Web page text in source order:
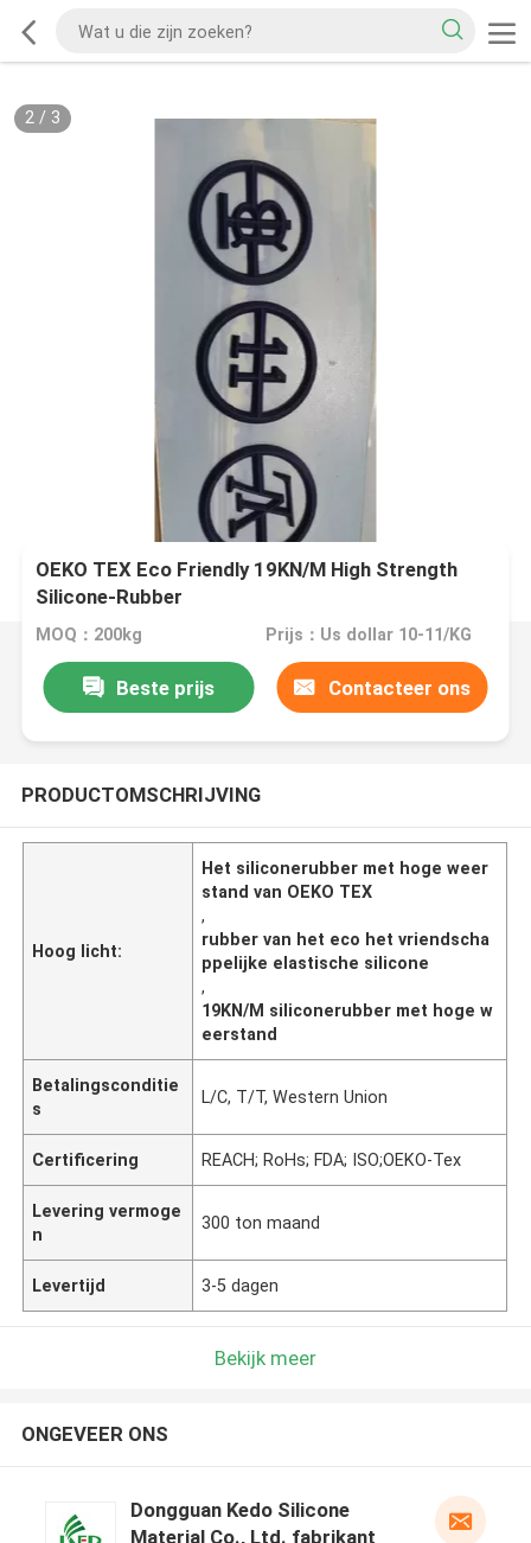
2/ 3
OEKO TEX Eco Friendly 19KN/M High Strength
Silicone-Rubber
MOQ：200kg Prijs：Us dollar 10-11/KG
Beste prijs Contacteer ons
PRODUCTOMSCHRIJVING
Hoog licht:
Het siliconerubber met hoge weer
stand van OEKO TEX
,
rubber van het eco het vriendscha
ppelijke elastische silicone
,
19KN/M siliconerubber met hoge w
eerstand
Betalingsconditie
s
L/C, T/T, Western Union
Certificering REACH; RoHs; FDA; ISO;OEKO-Tex
Levering vermoge
n
300 ton maand
Levertijd 3-5 dagen
Bekijk meer
ONGEVEER ONS
Dongguan Kedo Silicone
Material Co., Ltd. fabrikant